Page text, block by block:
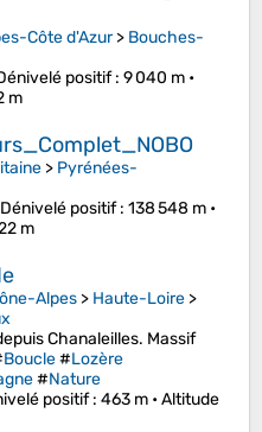
Côte d'Azur> Bouches-
positif: 9 040 m •
m
> Pyrénées-
Dénivelé positif: 138 548 m •
m
Alpes > Haute-Loire >
Chanaleilles. Massif
Boucle#Lozère
#Nature
positif: 463 m •Altitude